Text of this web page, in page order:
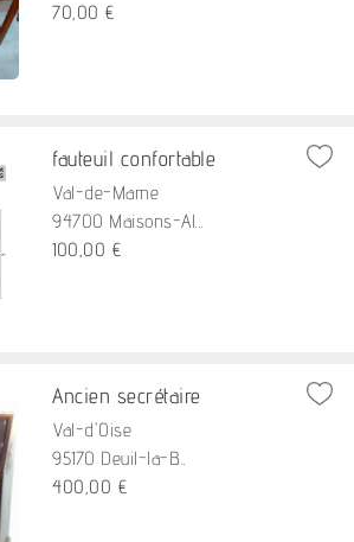
70,00 €
fauteuil confortable
Val-de-Marne
94700 Maisons-Al...
100,00 €
Ancien secrétaire
Val-d'Oise
95170 Deuil-la-B...
400,00 €